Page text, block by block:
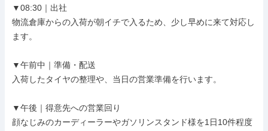
▼08:30｜出社
物流倉庫からの入荷が朝イチで入るため、少し早めに来て対応し
ます。
▼午前中｜準備・配送
入荷したタイヤの整理や、当日の営業準備を行います。
▼午後｜得意先への営業回り
顔なじみのカーディーラーやガソリンスタンド様を1日10件程度